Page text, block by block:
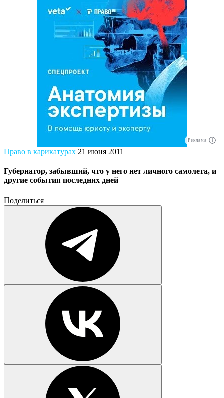
Реклама
Право в карикатурах 21 июня 2011
Губернатор, забывший, что у него нет личного самолета, и
другие события последних дней
Поделиться